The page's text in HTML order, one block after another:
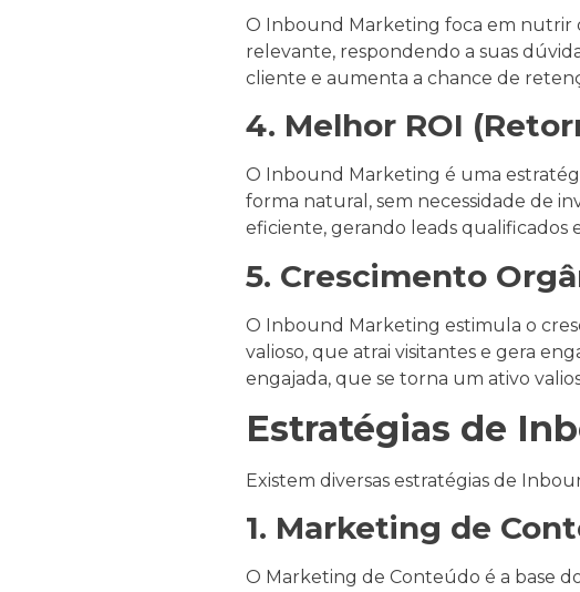
O Inbound Marketing foca em nutrir
relevante, respondendo a suas
cliente e aumenta a chance de
4. Melhor ROI
O Inbound Marketing é uma
forma natural, sem necessidade de
eficiente, gerando leads qualificados
5. Crescimento
O Inbound Marketing estimula o
valioso, que atrai visitantes e gera
engajada, que se torna um ativo
Estratégias de
Existem diversas estratégias de
1. Marketing de
O Marketing de Conteúdo é a base